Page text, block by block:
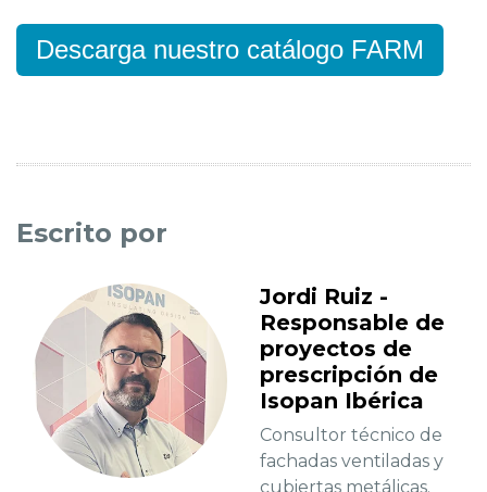
Descarga nuestro catálogo FARM
Escrito por
Jordi Ruiz -
Responsable de
proyectos de
prescripción de
Isopan Ibérica
Consultor técnico de
fachadas ventiladas y
cubiertas metálicas.